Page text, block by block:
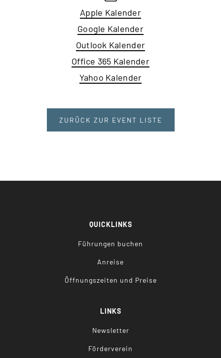
Apple Kalender
Google Kalender
Outlook Kalender
Office 365 Kalender
Yahoo Kalender
ZURÜCK ZUR EVENT LISTE
QUICKLINKS
Führungen buchen
Anreise
Öffnungszeiten und Preise
LINKS
Newsletter
Förderverein